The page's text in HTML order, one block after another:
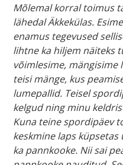
Mõlemal korral toimus
lähedal Äkkekülas.
enamus tegevused
lihtne ka hiljem näiteks
võimlesime,
teisi mänge, kus
lumepallid. Teisel
kelgud ning minu
Kuna teine spordipäev
keskmine laps
ka pannkooke. Nii sai